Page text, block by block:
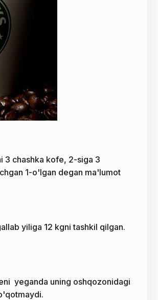
3 chashka kofe, 2-siga 3
1-o'lgan degan ma'lumot
yiliga 12 kgni tashkil qilgan.
yeganda uning oshqozonidagi